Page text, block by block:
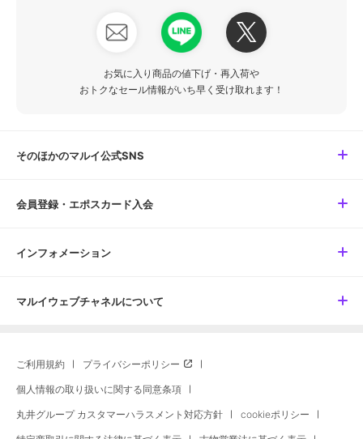
お気に入り商品の値下げ・再入荷や
おトクなセール情報がいち早く受け取れます！
そのほかのマルイ公式SNS
会員登録・エポスカード入会
インフォメーション
マルイウェブチャネルについて
ご利用規約 プライバシーポリシー
個人情報の取り扱いに関する同意条項
丸井グループ カスタマーハラスメント対応方針 cookieポリシー